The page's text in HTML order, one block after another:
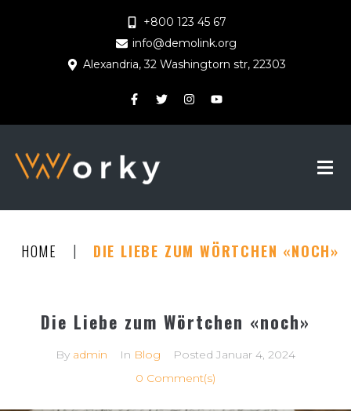
+800 123 45 67
info@demolink.org
Alexandria, 32 Washingtorn str, 22303
HOME | DIE LIEBE ZUM WÖRTCHEN «NOCH»
Die Liebe zum Wörtchen «noch»
By admin In Blog Posted Januar 4, 2024
0 Comment(s)